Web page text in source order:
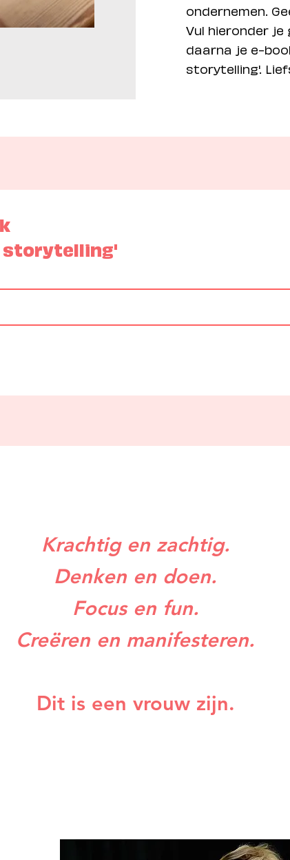
ondernemen.
Vul hieronder je
daarna je e-
storytelling'.
storytelling'
Krachtig en zachtig.
Denken en doen.
Focus en fun.
Creëren en manifesteren.
Dit is een vrouw zijn.